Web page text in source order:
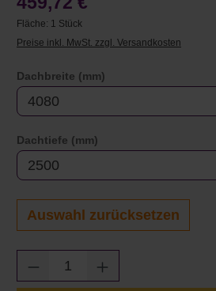
Fläche: 1 Stück
Preise inkl. MwSt. zzgl. Versandkosten
Dachbreite (mm)
Dachtiefe (mm)
Auswahl zurücksetzen
Produkt Anzahl: Gib